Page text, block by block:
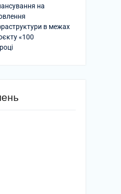
на
в межах
«100